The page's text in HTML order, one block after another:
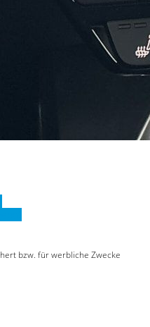
bzw. für werbliche Zwecke